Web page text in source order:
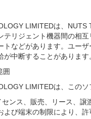
LIMITEDは、
テリジェント機器間の相
トなどがあります。ユー
が中断することがあります
囲
LIMITEDは、この
ンス、販売、リース、
よび端末の制限により、